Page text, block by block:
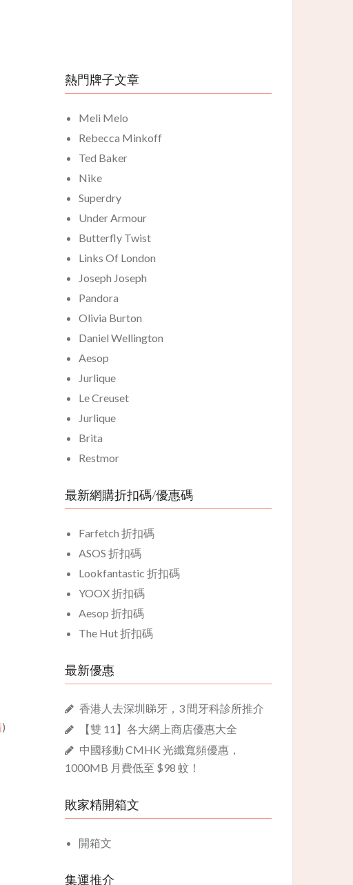
)
熱門牌子文章
Meli Melo
Rebecca Minkoff
Ted Baker
Nike
Superdry
Under Armour
Butterfly Twist
Links Of London
Joseph Joseph
Pandora
Olivia Burton
Daniel Wellington
Aesop
Jurlique
Le Creuset
Jurlique
Brita
Restmor
最新網購折扣碼/優惠碼
Farfetch 折扣碼
ASOS 折扣碼
Lookfantastic 折扣碼
YOOX 折扣碼
Aesop 折扣碼
The Hut 折扣碼
最新優惠
香港人去深圳睇牙，3 間牙科診所推介
【雙 11】各大網上商店優惠大全
中國移動 CMHK 光纖寬頻優惠，
1000MB 月費低至 $98 蚊！
敗家精開箱文
開箱文
集運推介